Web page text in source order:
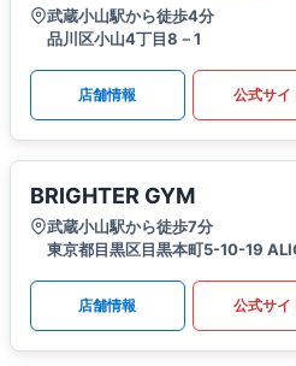
武蔵小山駅から徒歩4分
品川区小山4丁目8－1
店舗情報 公式サイ
BRIGHTER GYM
武蔵小山駅から徒歩7分
東京都目黒区目黒本町5-10-19
店舗情報 公式サイ